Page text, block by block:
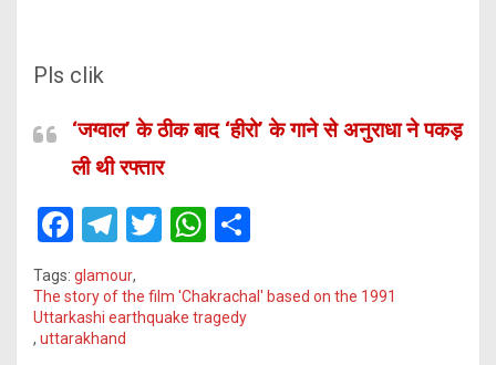
Pls clik
‘जग्वाल’ के ठीक बाद ‘हीरो’ के गाने से अनुराधा ने पकड़
ली थी रफ्तार
F
a
ce
b
T
e
gr
T
tt
er
W
at
s
ar
Tags: glamour,
The story of the film 'Chakrachal' based on the 1991
Uttarkashi earthquake tragedy
, uttarakhand